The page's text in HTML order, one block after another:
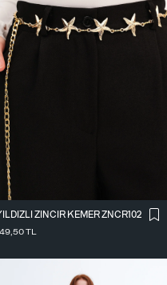
ZINCIR KEMER ZNCR102
TL